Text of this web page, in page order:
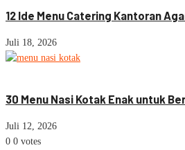
12 Ide Menu Catering Kantoran
Juli 18, 2026
30 Menu Nasi Kotak Enak untuk
Juli 12, 2026
0 0 votes